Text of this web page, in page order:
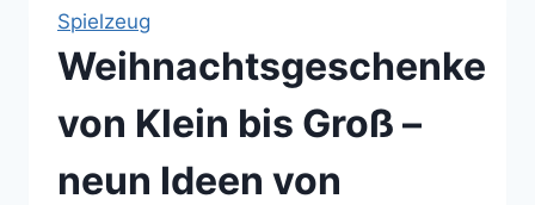
Spielzeug
Weihnachtsgeschenke
von Klein bis Groß –
neun Ideen von